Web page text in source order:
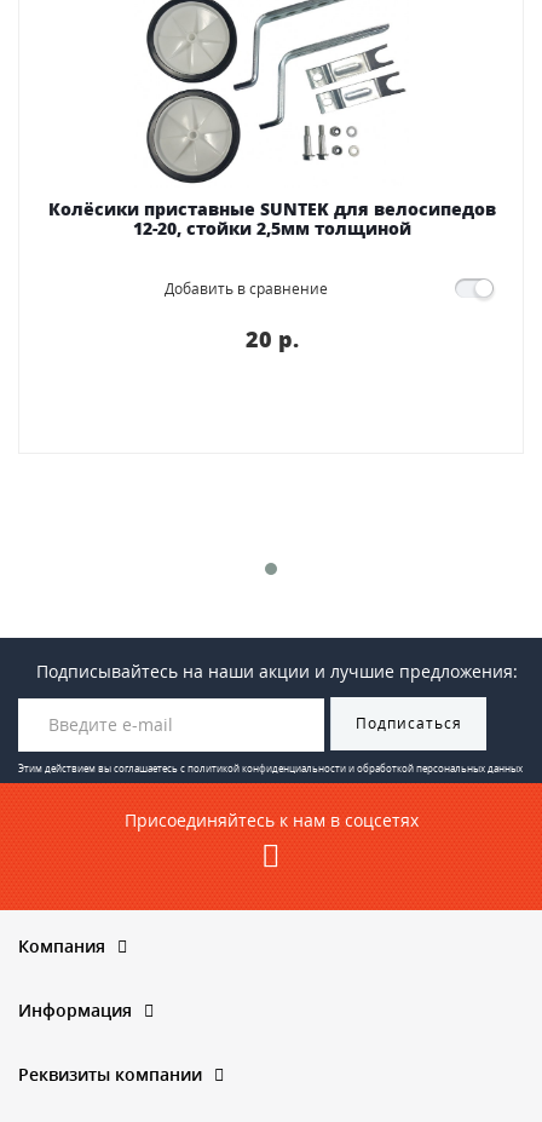
Колёсики приставные SUNTEK для велосипедов
12-20, стойки 2,5мм толщиной
Добавить в сравнение
20 p.
Подписывайтесь на наши акции и лучшие предложения:
Подписаться
Этим действием вы соглашаетесь сполитикой конфиденциальности и обработкой персональных данных
Присоединяйтесь к нам в соцсетях
Компания
Информация
Реквизиты компании